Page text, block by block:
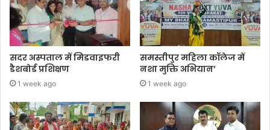
सदर अस्पताल में मिडवाइफरी
डैशबोर्ड प्रशिक्षण
1 week ago
समस्तीपुर महिला कॉलेज में
नशा मुक्ति अभियान’
1 week ago